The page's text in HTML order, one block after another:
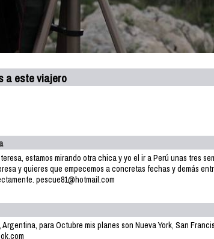
a este viajero
estamos mirando otra chica y yo el ir a Perú unas tres
y quieres que empecemos a concretas fechas y demás
pescue81@hotmail.com
Argentina, para Octubre mis planes son Nueva York, San